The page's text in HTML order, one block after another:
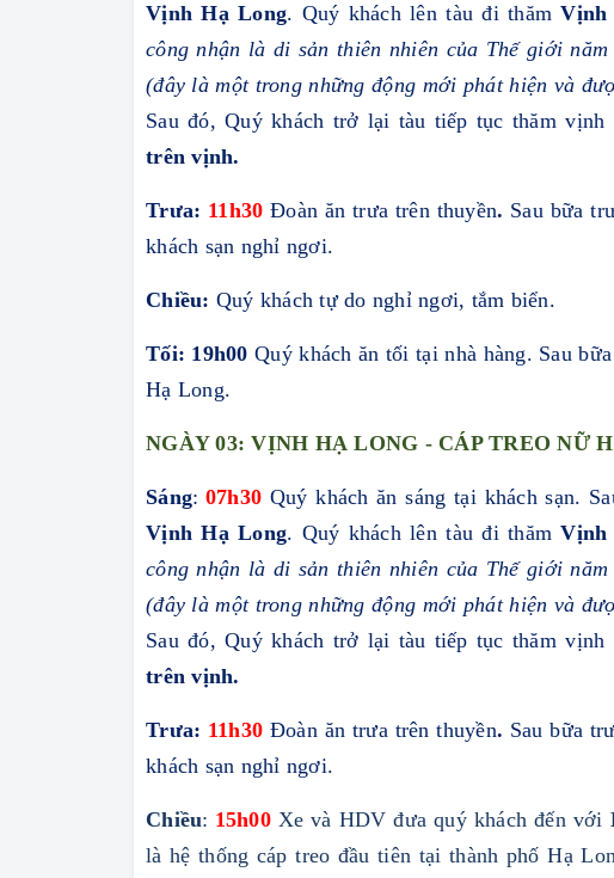
Vịnh Hạ Long. Quý khách lên tàu đi thămVịnh
công nhận là di sản thiên nhiên của Thế giới
(đây là một trong những động mới phát hiện và
Sau đó, Quý khách trở lại tàu tiếp tục thăm vịnh
trên vịnh.
Trưa: 11h30 Đoàn ăn trưa trên thuyền. Sau bữa
khách sạn nghỉ ngơi.
Chiều: Quý khách tự do nghỉ ngơi, tắm biển.
Tối: 19h00 Quý khách ăn tối tại nhà hàng. Sau
Hạ Long.
NGÀY 03: VỊNH HẠ LONG - CÁP TREO NỮ
Sáng: 07h30 Quý khách ăn sáng tại khách sạn.
Vịnh Hạ Long. Quý khách lên tàu đi thămVịnh
công nhận là di sản thiên nhiên của Thế giới
(đây là một trong những động mới phát hiện và
Sau đó, Quý khách trở lại tàu tiếp tục thăm vịnh
trên vịnh.
Trưa: 11h30 Đoàn ăn trưa trên thuyền. Sau bữa
khách sạn nghỉ ngơi.
Chiều: 15h00Xe và HDV đưa quý khách đến với
là hệ thống cáp treo đầu tiên tại thành phố Hạ